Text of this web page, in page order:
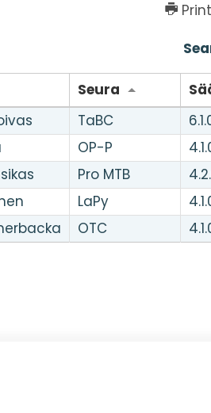
Print
Seura
TaBC
OP-P
Pro MTB
LaPy
OTC